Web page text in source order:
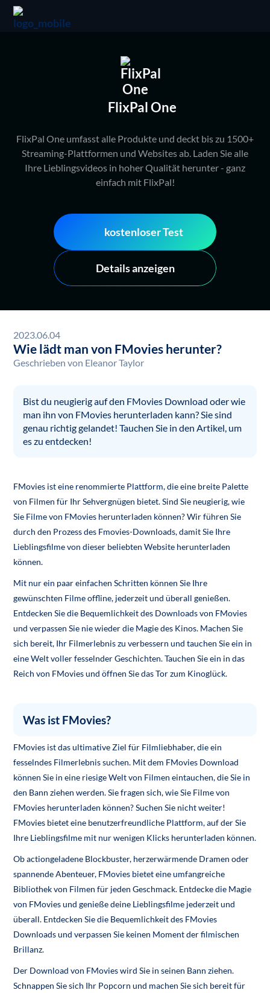
FlixPal One
FlixPal One umfasst alle Produkte und deckt bis zu 1500+
Streaming-Plattformen und Websites ab. Laden Sie alle
Ihre Lieblingsvideos in hoher Qualität herunter - ganz
einfach mit FlixPal!
kostenloser Test
Details anzeigen
2023.06.04
Wie lädt man von FMovies herunter?
Geschrieben von Eleanor Taylor
Bist du neugierig auf den FMovies Download oder wie
man ihn von FMovies herunterladen kann? Sie sind
genau richtig gelandet! Tauchen Sie in den Artikel, um
es zu entdecken!
FMovies ist eine renommierte Plattform, die eine breite Palette
von Filmen für Ihr Sehvergnügen bietet. Sind Sie neugierig, wie
Sie Filme von FMovies herunterladen können? Wir führen Sie
durch den Prozess des Fmovies-Downloads, damit Sie Ihre
Lieblingsfilme von dieser beliebten Website herunterladen
können.
Mit nur ein paar einfachen Schritten können Sie Ihre
gewünschten Filme offline, jederzeit und überall genießen.
Entdecken Sie die Bequemlichkeit des Downloads von FMovies
und verpassen Sie nie wieder die Magie des Kinos. Machen Sie
sich bereit, Ihr Filmerlebnis zu verbessern und tauchen Sie ein in
eine Welt voller fesselnder Geschichten. Tauchen Sie ein in das
Reich von FMovies und öffnen Sie das Tor zum Kinoglück.
Was ist FMovies?
FMovies ist das ultimative Ziel für Filmliebhaber, die ein
fesselndes Filmerlebnis suchen. Mit dem FMovies Download
können Sie in eine riesige Welt von Filmen eintauchen, die Sie in
den Bann ziehen werden. Sie fragen sich, wie Sie Filme von
FMovies herunterladen können? Suchen Sie nicht weiter!
FMovies bietet eine benutzerfreundliche Plattform, auf der Sie
Ihre Lieblingsfilme mit nur wenigen Klicks herunterladen können.
Ob actiongeladene Blockbuster, herzerwärmende Dramen oder
spannende Abenteuer, FMovies bietet eine umfangreiche
Bibliothek von Filmen für jeden Geschmack. Entdecke die Magie
von FMovies und genieße deine Lieblingsfilme jederzeit und
überall. Entdecken Sie die Bequemlichkeit des FMovies
Downloads und verpassen Sie keinen Moment der filmischen
Brillanz.
Der Download von FMovies wird Sie in seinen Bann ziehen.
Schnappen Sie sich Ihr Popcorn und machen Sie sich bereit für